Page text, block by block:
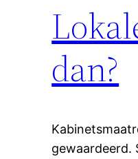
dan?
gewaardeerd.